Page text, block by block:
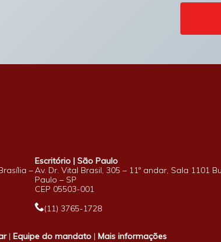
–
Escritório | São Paulo
Av. Dr. Vital Brasil, 305 – 11º andar, Sala 1101
Paulo – SP
CEP 05503-001
(11) 3765-1728
|Equipe do mandato |Mais informações